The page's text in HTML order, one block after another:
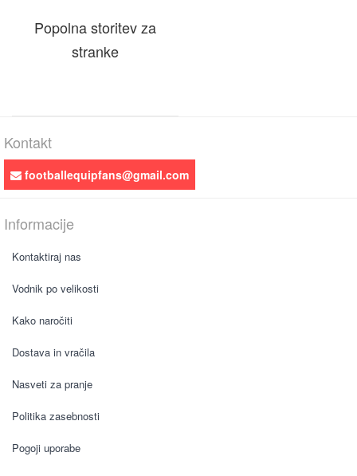
Popolna storitev za
stranke
Kontakt
footballequipfans@gmail.com
Informacije
Kontaktiraj nas
Vodnik po velikosti
Kako naročiti
Dostava in vračila
Nasveti za pranje
Politika zasebnosti
Pogoji uporabe